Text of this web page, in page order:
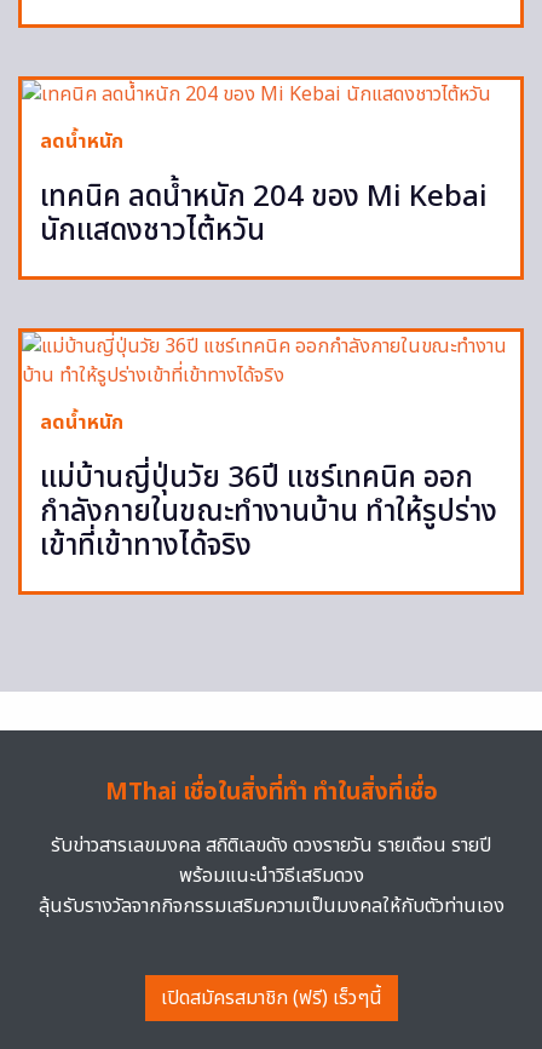
ลดน้ำหนัก
เทคนิค ลดน้ำหนัก 204 ของ Mi Kebai
นักแสดงชาวไต้หวัน
ลดน้ำหนัก
แม่บ้านญี่ปุ่นวัย 36ปี แชร์เทคนิค ออก
กำลังกายในขณะทำงานบ้าน ทำให้รูปร่าง
เข้าที่เข้าทางได้จริง
MThai เชื่อในสิ่งที่ทำ ทำในสิ่งที่เชื่อ
รับข่าวสารเลขมงคล สถิติเลขดัง ดวงรายวัน รายเดือน รายปี
พร้อมแนะนำวิธีเสริมดวง
ลุ้นรับรางวัลจากกิจกรรมเสริมความเป็นมงคลให้กับตัวท่านเอง
เปิดสมัครสมาชิก (ฟรี) เร็วๆนี้